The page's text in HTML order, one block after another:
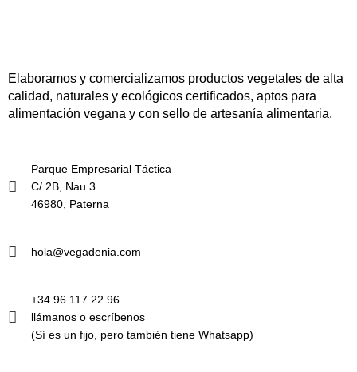
Elaboramos y comercializamos productos vegetales de alta
calidad, naturales y ecológicos certificados, aptos para
alimentación vegana y con sello de artesanía alimentaria.
Parque Empresarial Táctica
C/ 2B, Nau 3
46980, Paterna
hola@vegadenia.com
+34 96 117 22 96
llámanos o escríbenos
(Sí es un fijo, pero también tiene Whatsapp)